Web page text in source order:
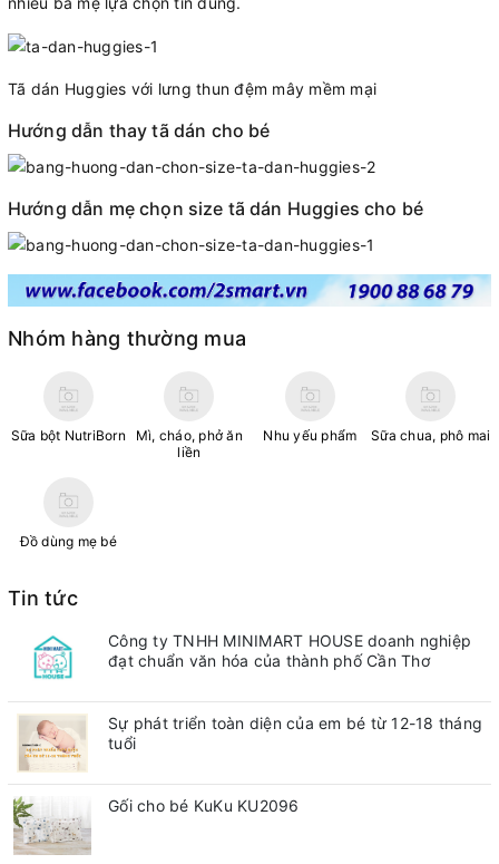
Tã dán Huggies với lưng thun đệm mây mềm mại
Hướng dẫn thay tã dán cho bé
Hướng dẫn mẹ chọn size tã dán Huggies cho bé
Nhóm hàng thường mua
Sữa bột NutriBorn
Mì, cháo, phở ăn
liền
Nhu yếu phẩm Sữa chua, phô mai
Đồ dùng mẹ bé
Tin tức
Công ty TNHH MINIMART HOUSE doanh nghiệp
đạt chuẩn văn hóa của thành phố Cần Thơ
Sự phát triển toàn diện của em bé từ 12-18 tháng
tuổi
Gối cho bé KuKu KU2096